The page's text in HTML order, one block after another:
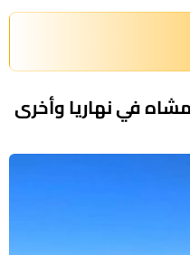
نهاريا وأخرى